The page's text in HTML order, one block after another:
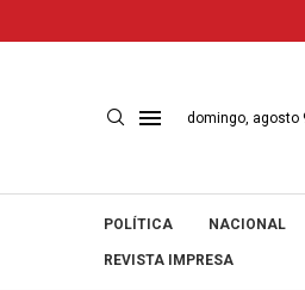
domingo, agosto
POLÍTICA NACIONAL
REVISTA IMPRESA